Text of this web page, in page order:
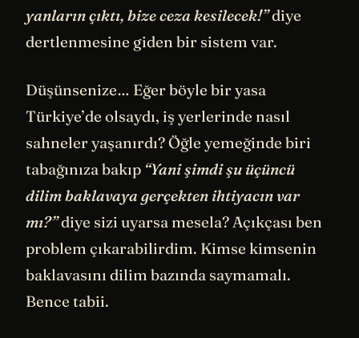
yanların çıktı, bize ceza kesilecek!”diye
dertlenmesine giden bir sistem var.
Düşünsenize… Eğer böyle bir yasa
Türkiye’de olsaydı, iş yerlerinde nasıl
sahneler yaşanırdı? Öğle yemeğinde biri
tabağınıza bakıp “Yani şimdi şu üçüncü
dilim baklavaya gerçekten ihtiyacın var
mı?”diye sizi uyarsa mesela? Açıkçası ben
problem çıkarabilirdim. Kimse kimsenin
baklavasını dilim bazında saymamalı.
Bence tabii.